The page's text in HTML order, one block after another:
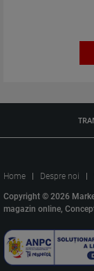
Home Despre noi
Copyright © 2026
magazin online,